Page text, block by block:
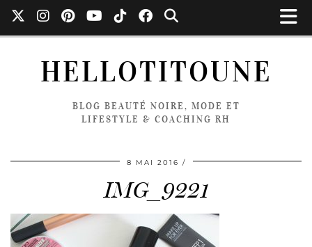
HELLOTITOUNE
BLOG BEAUTÉ NOIRE, MODE ET
LIFESTYLE & COACHING RH
8 MAI 2016
IMG_9221